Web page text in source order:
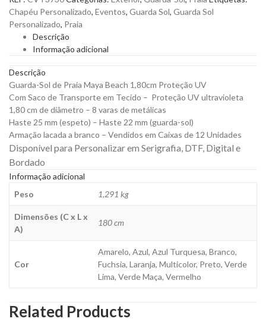
Praia
Maya
Beach
1,80cm
Proteção
para
Personalizar
quantity
Chapéu Personalizado, Eventos, Guarda Sol, Guarda Sol
Personalizado, Praia
Descrição
Informação adicional
Descrição
Guarda-Sol de Praia Maya Beach 1,80cm Proteção UV
Com Saco de Transporte em Tecido – Proteção UV ultravioleta
1,80 cm de diâmetro – 8 varas de metálicas
Haste 25 mm (espeto) – Haste 22 mm (guarda-sol)
Armação lacada a branco – Vendidos em Caixas de 12 Unidades
Disponível para Personalizar em Serigrafia, DTF, Digital e
Bordado
Informação adicional
Peso
1,291 kg
Dimensões (C x L x
A)
180 cm
Cor
Amarelo, Azul, Azul Turquesa, Branco,
Fuchsia, Laranja, Multicolor, Preto, Verde
Lima, Verde Maça, Vermelho
Related Products